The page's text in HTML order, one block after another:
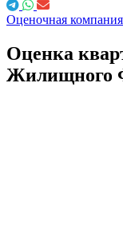
Оценочная компания
Оценка
Жилищного